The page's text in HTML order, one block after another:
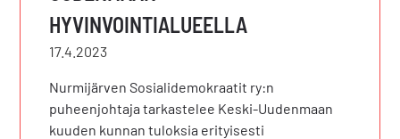
HYVINVOINTIALUEELLA
17.4.2023
Nurmijärven Sosialidemokraatit ry:n
puheenjohtaja tarkastelee Keski-Uudenmaan
kuuden kunnan tuloksia erityisesti